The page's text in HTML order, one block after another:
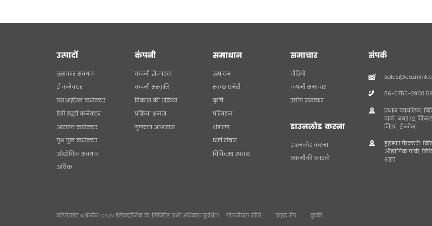
उत्पादों
वृत्ताकार संबंधक
ई कनेक्टर
एमआईएल कनेक्टर
हेवी ड्यूटी कनेक्टर
आरएफ कनेक्टर
पुश पुल कनेक्टर
औद्योगिक संबंधक
अधिक
कंपनी
कंपनी प्रोफाइल
कंपनी संस्कृति
विकास की प्रक्रिया
प्रक्रिया क्षमता
गुणवत्ता आश्वासन
समाधान
उत्पादन
स्वच्छ एनेरी
कृषि
परिवहन
भंडारण
5जी संचार
चिकित्सा उपचार
समाचार
वीडियो
कंपनी समाचार
उद्योग समाचार
डाउनलोड करना
डाउनलोड करना
तकनीकी फ़ाइलें
संपर्क
86-0755-2900
प्रधान कार्यालय:
पार्क, नंबर 12,
जिला, शेन्ज़ेन
हुइझोउ फैक्टरी:
औद्योगिक पार्क,
शहर
कॉपीराइट ©शेन्ज़ेन CAZN इलेक्ट्रॉनिक कं, लिमिटेड सभी अधिकार सुरक्षित। गोपनीयता नीति साइट मैप कुकी